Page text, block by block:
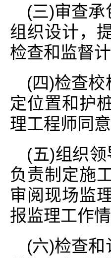
(三)审查
组织设计，
检查和监督
(四)检查
定位置和护
理工程师同
(五)组织
负责制定施
审阅现场监
报监理工作情
(六)检查